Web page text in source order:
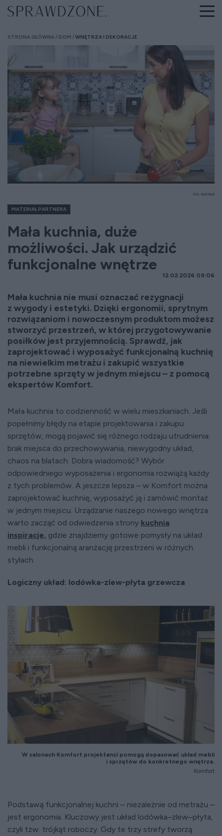
STRONA GŁÓWNA DOM WNĘTRZA I DEKORACJE
Fot. Komfort
MATERIAŁ PARTNERA
Mała kuchnia, duże
możliwości. Jak urządzić
funkcjonalne wnętrze
12.02.2026 09:06
Mała kuchnia nie musi oznaczać rezygnacji
z wygody i estetyki. Dzięki ergonomii, sprytnym
rozwiązaniom i nowoczesnym produktom możesz
stworzyć przestrzeń, w której przygotowywanie
posiłków jest przyjemnością. Sprawdź, jak
zaprojektować i wyposażyć funkcjonalną kuchnię
na niewielkim metrażu i zakupić wszystkie
potrzebne sprzęty w jednym miejscu – z pomocą
ekspertów Komfort.
Mała kuchnia to codzienność w wielu mieszkaniach. Jeśli
popełnimy błędy na etapie projektowania i zakupu
sprzętów, mogą pojawić się różnego rodzaju utrudnienia:
brak miejsca do przechowywania, niewygodny układ,
chaos na blatach. Dobra wiadomość? Wybór
odpowiedniego wyposażenia i ergonomia rozwiążą każdy
z tych problemów. A jeszcze lepsza – w Komfort można
zaprojektować kuchnię, wyposażyć ją i zamówić montaż
w jednym miejscu. Urządzanie naszego nowego wnętrza
warto zacząć od odwiedzenia strony kuchnia
inspiracje, gdzie znajdziemy gotowe pomysły na układ
mebli i funkcjonalną aranżację przestrzeni w różnych
stylach.
Logiczny układ: lodówka-zlew-płyta grzewcza
W salonach Komfort projektanci pomogą dopasować układ mebli
i sprzętów do konkretnego wnętrza.
Komfort
Podstawą funkcjonalnej kuchni – niezależnie od metrażu –
jest ergonomia. Kluczowy jest układ lodówka–zlew–płyta,
czyli tzw. trójkąt roboczy. Gdy te trzy strefy tworzą